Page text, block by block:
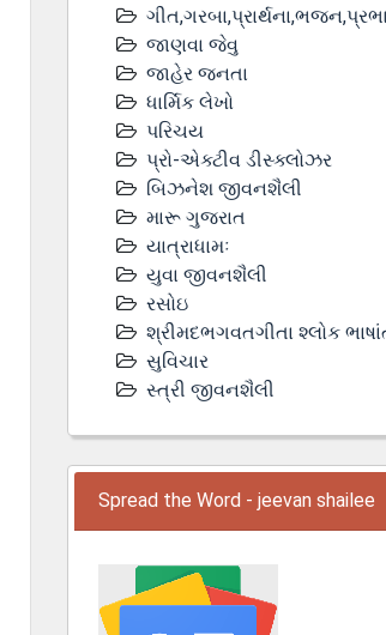
જાણવા જેવુ
જાહેર જનતા
ધાર્મિક લેખો
પરિચય
પ્રો-એક્ટીવ ડીસ્‍ક્લોઝર
બિઝનેશ જીવનશૈલી
મારૂ ગુજરાત
યાત્રાધામઃ
યુવા જીવનશૈલી
રસોઇ
શ્રીમદભગવતગીતા શ્લોક
સુવિચાર
સ્ત્રી જીવનશૈલી
Spread the Word - jeevan shailee